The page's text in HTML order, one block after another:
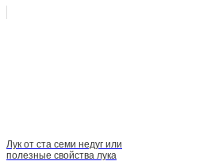
Лук от ста семи недуг или
полезные свойства лука